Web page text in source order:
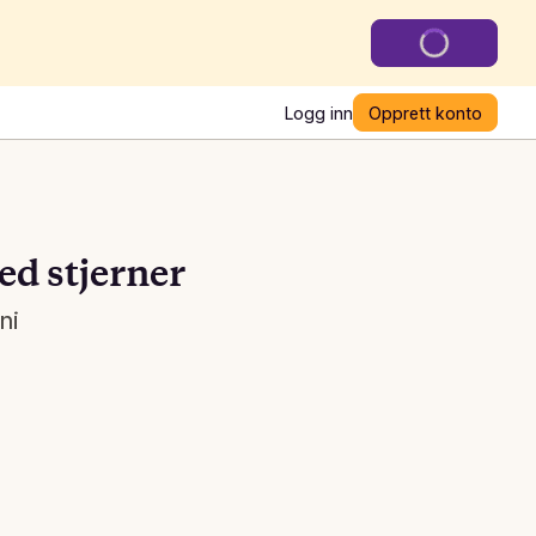
Logg inn Opprett konto
stjerner